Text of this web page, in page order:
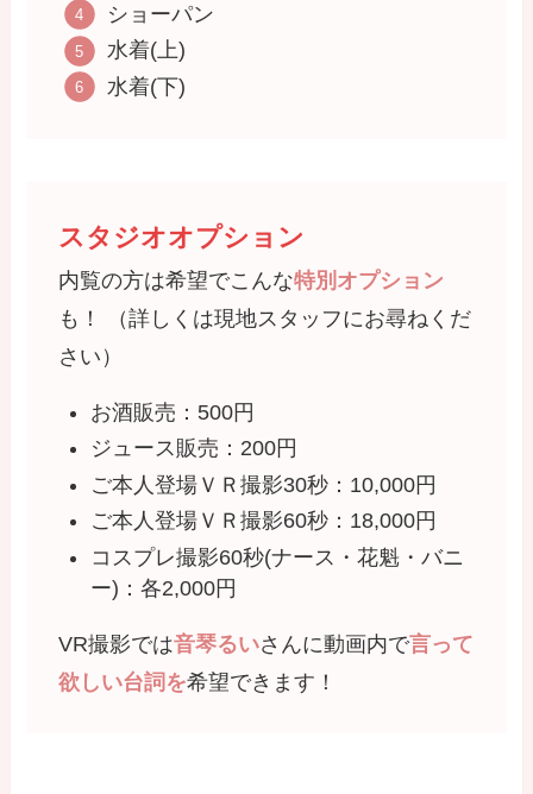
ショーパン
水着(上)
水着(下)
スタジオオプション
内覧の方は希望でこんな特別オプション
も！ （詳しくは現地スタッフにお尋ねくだ
さい）
お酒販売：500円
ジュース販売：200円
ご本人登場ＶＲ撮影30秒：10,000円
ご本人登場ＶＲ撮影60秒：18,000円
コスプレ撮影60秒(ナース・花魁・バニ
ー)：各2,000円
VR撮影では音琴るいさんに動画内で言って
欲しい台詞を希望できます！